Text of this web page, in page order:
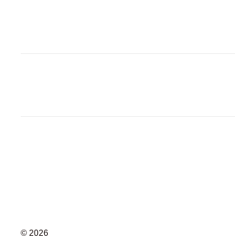
© 2026